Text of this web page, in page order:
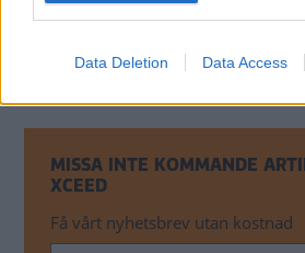
Data Deletion Data Access
Kia XCeed Plug-In Hybrid Advance Plus
Kia XCeed Plug-In Hybrid Advance
MISSA INTE KOMMANDE
XCEED
Få vårt nyhetsbrev utan kostnad